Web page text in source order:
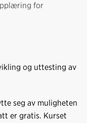
for
og uttesting av
seg av muligheten
er gratis. Kurset